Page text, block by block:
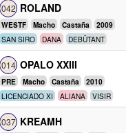
042 ROLAND
WESTF Macho Castaña 2009
SAN SIRO DANA DEBÜTANT
014 OPALO XXIII
PRE Macho Castaña 2010
LICENCIADO XI ALIANA VISIR
037 KREAMH